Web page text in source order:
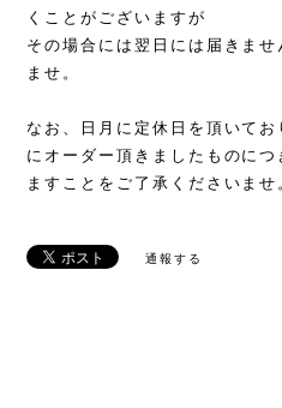
くことがございますが
その場合には翌日には届きま
ませ。
なお、日月に定休日を頂いて
にオーダー頂きましたものに
ますことをご了承くださいませ
通報する